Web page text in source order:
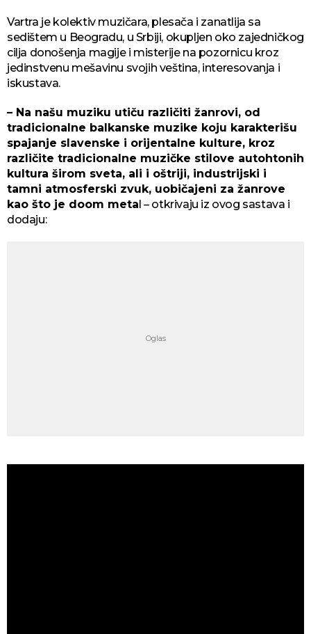
Vartra je kolektiv muzičara, plesača i zanatlija sa
sedištem u Beogradu, u Srbiji, okupljen oko zajedničkog
cilja donošenja magije i misterije na pozornicu kroz
jedinstvenu mešavinu svojih veština, interesovanja i
iskustava.
– Na našu muziku utiču različiti žanrovi, od
tradicionalne balkanske muzike koju karakterišu
spajanje slavenske i orijentalne kulture, kroz
različite tradicionalne muzičke stilove autohtonih
kultura širom sveta, ali i oštriji, industrijski i
tamni atmosferski zvuk, uobičajeni za žanrove
kao što je doom metal – otkrivaju iz ovog sastava i
dodaju: